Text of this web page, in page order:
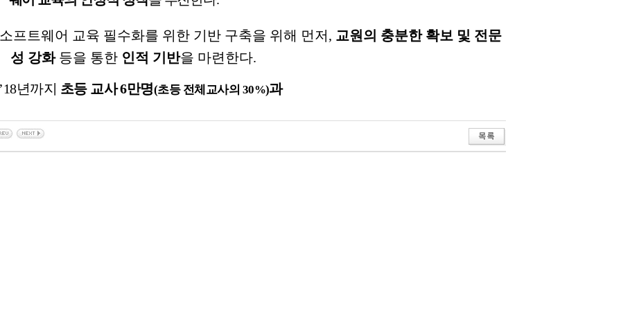
프트웨어 교육 필수화를 위한 기반 구축을 위해 먼저 , 교원의 충분한 확보 및 전문
성 강화 등을 통한 인적 기반을 마련한다.
18년까지 초등 교사 6만명(초등 전체교사의 30%)과